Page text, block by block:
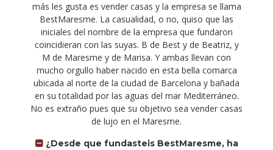
más les gusta es vender casas y la empresa se llama
BestMaresme. La casualidad, o no, quiso que las
iniciales del nombre de la empresa que fundaron
coincidieran con las suyas. B de Best y de Beatriz, y
M de Maresme y de Marisa. Y ambas llevan con
mucho orgullo haber nacido en esta bella comarca
ubicada al norte de la ciudad de Barcelona y bañada
en su totalidad por las aguas del mar Mediterráneo.
No es extraño pues que su objetivo sea vender casas
de lujo en el Maresme.
¿Desde que fundasteis BestMaresme, ha